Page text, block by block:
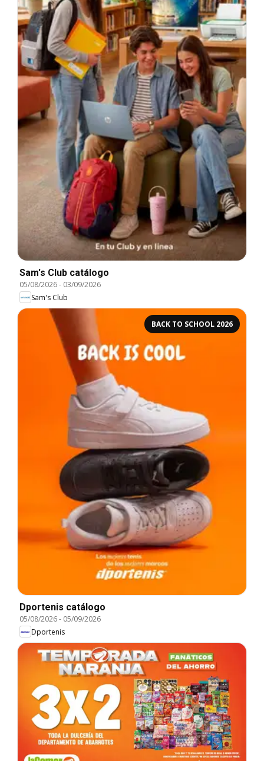
Sam's Club catálogo
05/08/2026- 03/09/2026
Sam's Club
BACK TO SCHOOL 2026
Dportenis catálogo
05/08/2026- 05/09/2026
Dportenis